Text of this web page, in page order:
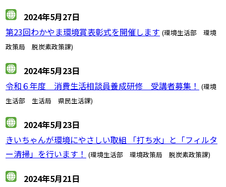
2024年5月27日
第23回わかやま環境賞表彰式を開催します (環境生活部 環境
政策局 脱炭素政策課)
2024年5月23日
令和６年度 消費生活相談員養成研修 受講者募集！ (環境
生活部 生活局 県民生活課)
2024年5月23日
きいちゃんが環境にやさしい取組 「打ち水」と「フィルタ
ー清掃」を行います！ (環境生活部 環境政策局 脱炭素政策課)
2024年5月21日